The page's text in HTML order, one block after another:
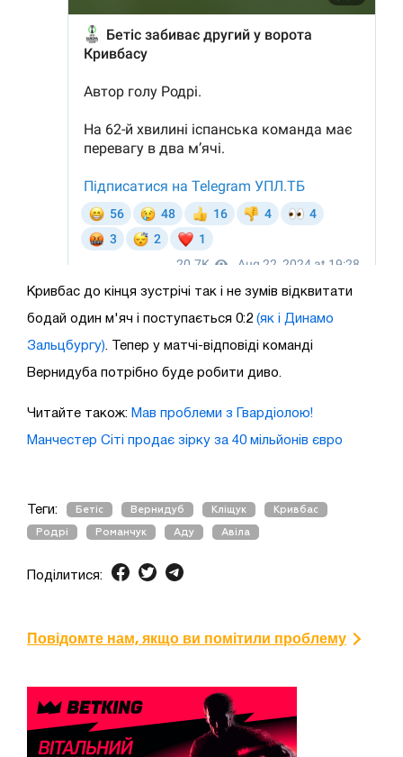
Кривбас до кінця зустрічі так і не зумів відквитати
бодай один м'яч і поступається 0:2 (як і Динамо
Зальцбургу) . Тепер у матчі-відповіді команді
Вернидуба потрібно буде робити диво.
Читайте також: Мав проблеми з Гвардіолою!
Манчестер Сіті продає зірку за 40 мільйонів євро
Теги: Бетіс Вернидуб Кліщук Кривбас
Родрі Романчук Аду Авіла
Поділитися:
Повідомте нам, якщо ви помітили проблему